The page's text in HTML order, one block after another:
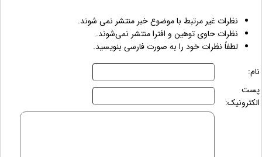
نظرات غیر مرتبط با موضوع خبر منتشر نمی شوند.
نظرات حاوی توهین و افترا منتشر نمی‌شوند.
لطفاً نظرات خود را به صورت فارسی بنویسید.
نام:
پست
الکترونیک: